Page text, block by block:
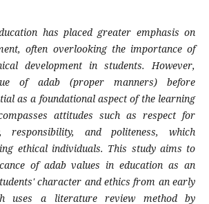
has placed greater emphasis on
often overlooking the importance of
development in students. However,
of adab (proper manners) before
as a foundational aspect of the learning
attitudes such as respect for
responsibility, and politeness, which
ethical individuals. This study aims to
of adab values in education as an
character and ethics from an early
uses a literature review method by